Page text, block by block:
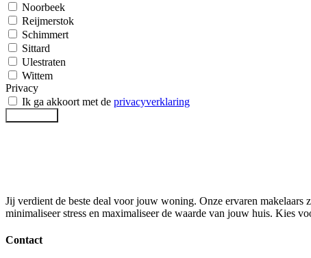
Noorbeek
Reijmerstok
Schimmert
Sittard
Ulestraten
Wittem
Privacy
Ik ga akkoort met de privacyverklaring
Jij verdient de beste deal voor jouw woning. Onze ervaren
minimaliseer stress en maximaliseer de waarde van jouw huis. Kies
Contact